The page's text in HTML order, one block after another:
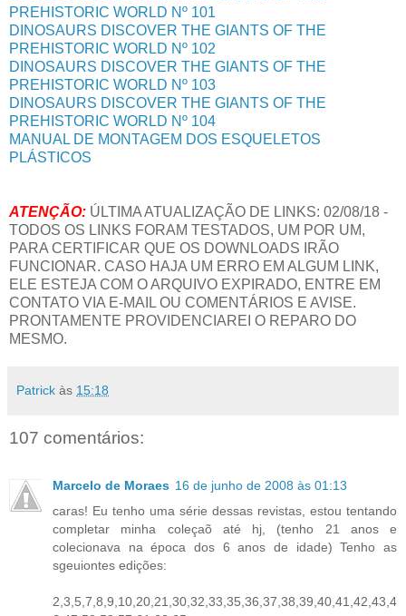
PREHISTORIC WORLD Nº 101
DINOSAURS DISCOVER THE GIANTS OF THE
PREHISTORIC WORLD Nº 102
DINOSAURS DISCOVER THE GIANTS OF THE
PREHISTORIC WORLD Nº 103
DINOSAURS DISCOVER THE GIANTS OF THE
PREHISTORIC WORLD Nº 104
MANUAL DE MONTAGEM DOS ESQUELETOS
PLÁSTICOS
ATENÇÃO: ÚLTIMA ATUALIZAÇÃO DE LINKS: 02/08/18 -
TODOS OS LINKS FORAM TESTADOS, UM POR UM,
PARA CERTIFICAR QUE OS DOWNLOADS IRÃO
FUNCIONAR. CASO HAJA UM ERRO EM ALGUM LINK,
ELE ESTEJA COM O ARQUIVO EXPIRADO, ENTRE EM
CONTATO VIA E-MAIL OU COMENTÁRIOS E AVISE.
PRONTAMENTE PROVIDENCIAREI O REPARO DO
MESMO.
Patrick às 15:18
107 comentários:
Marcelo de Moraes 16 de junho de 2008 às 01:13
caras! Eu tenho uma série dessas revistas, estou tentando
completar minha coleçaõ até hj, (tenho 21 anos e
colecionava na época dos 6 anos de idade) Tenho as
sgeuiontes edições:
2,3,5,7,8,9,10,20,21,30,32,33,35,36,37,38,39,40,41,42,43,4